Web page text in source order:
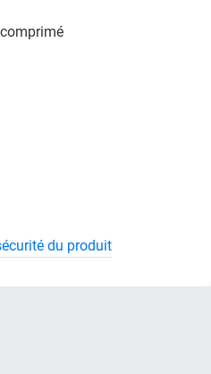
du produit